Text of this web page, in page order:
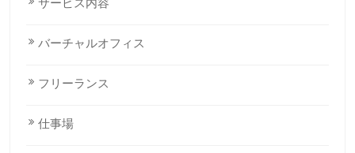
バーチャルオフィス
フリーランス
仕事場